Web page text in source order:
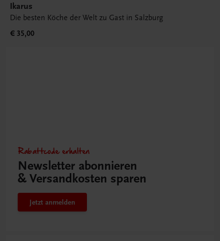
Ikarus
Die besten Köche der Welt zu Gast in Salzburg
€ 35,00
Rabattcode erhalten
Newsletter abonnieren
& Versandkosten sparen
Jetzt anmelden